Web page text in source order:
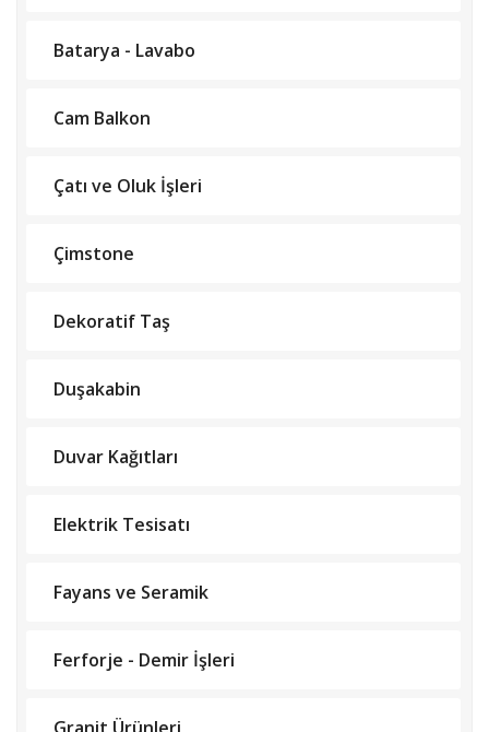
Batarya - Lavabo
Cam Balkon
Çatı ve Oluk İşleri
Çimstone
Dekoratif Taş
Duşakabin
Duvar Kağıtları
Elektrik Tesisatı
Fayans ve Seramik
Ferforje - Demir İşleri